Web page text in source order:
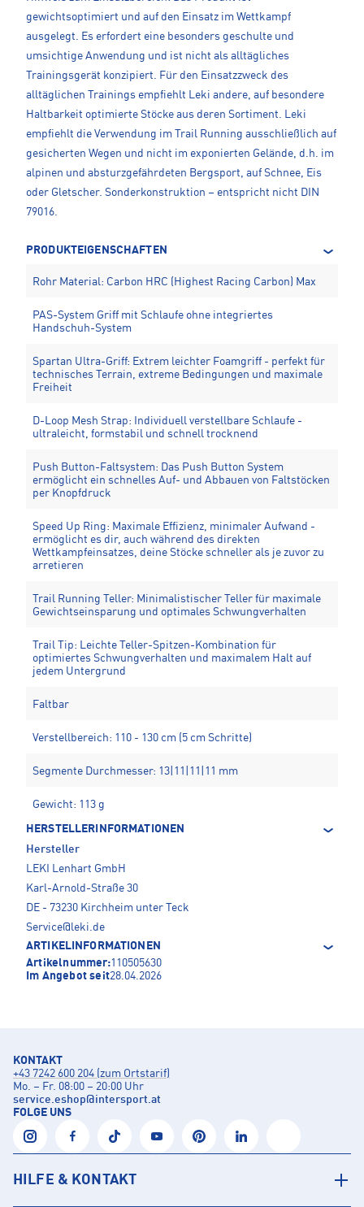
gewichtsoptimiert und auf den Einsatz im Wettkampf
ausgelegt. Es erfordert eine besonders geschulte und
umsichtige Anwendung und ist nicht als alltägliches
Trainingsgerät konzipiert. Für den Einsatzzweck des
alltäglichen Trainings empfiehlt Leki andere, auf besondere
Haltbarkeit optimierte Stöcke aus deren Sortiment. Leki
empfiehlt die Verwendung im Trail Running ausschließlich auf
gesicherten Wegen und nicht im exponierten Gelände, d.h. im
alpinen und absturzgefährdeten Bergsport, auf Schnee, Eis
oder Gletscher. Sonderkonstruktion – entspricht nicht DIN
79016.
PRODUKTEIGENSCHAFTEN
Rohr Material: Carbon HRC (Highest Racing Carbon) Max
PAS-System Griff mit Schlaufe ohne integriertes
Handschuh-System
Spartan Ultra-Griff: Extrem leichter Foamgriff - perfekt für
technisches Terrain, extreme Bedingungen und maximale
Freiheit
D-Loop Mesh Strap: Individuell verstellbare Schlaufe -
ultraleicht, formstabil und schnell trocknend
Push Button-Faltsystem: Das Push Button System
ermöglicht ein schnelles Auf- und Abbauen von Faltstöcken
per Knopfdruck
Speed Up Ring: Maximale Effizienz, minimaler Aufwand -
ermöglicht es dir, auch während des direkten
Wettkampfeinsatzes, deine Stöcke schneller als je zuvor zu
arretieren
Trail Running Teller: Minimalistischer Teller für maximale
Gewichtseinsparung und optimales Schwungverhalten
Trail Tip: Leichte Teller-Spitzen-Kombination für
optimiertes Schwungverhalten und maximalem Halt auf
jedem Untergrund
Faltbar
Verstellbereich: 110 - 130 cm (5 cm Schritte)
Segmente Durchmesser: 13|11|11|11 mm
Gewicht: 113 g
HERSTELLERINFORMATIONEN
Hersteller
LEKI Lenhart GmbH
Karl-Arnold-Straße 30
DE - 73230 Kirchheim unter Teck
Service@leki.de
ARTIKELINFORMATIONEN
Artikelnummer:110505630
Im Angebot seit28.04.2026
KONTAKT
+43 7242 600 204 (zum Ortstarif)
Mo. – Fr. 08:00 – 20:00 Uhr
service.eshop@intersport.at
FOLGE UNS
HILFE & KONTAKT